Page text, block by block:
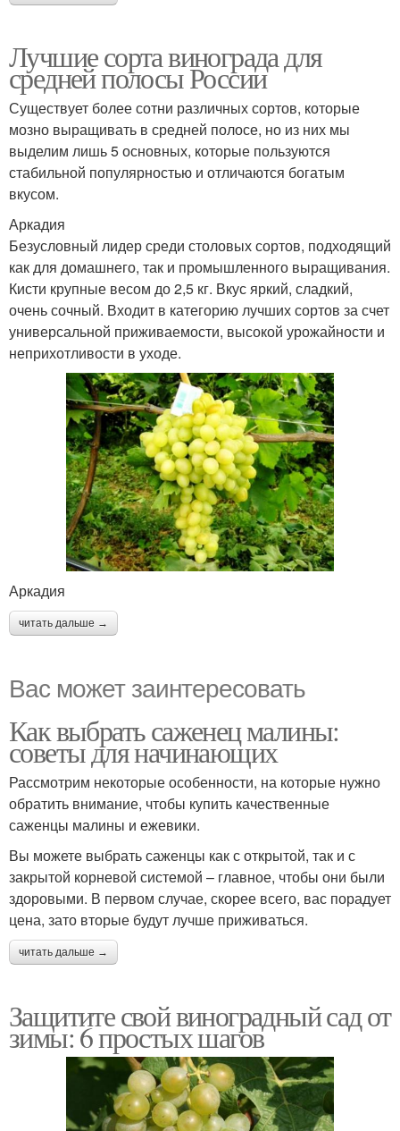
Лучшие сорта винограда для
средней полосы России
Существует более сотни различных сортов, которые
мозно выращивать в средней полосе, но из них мы
выделим лишь 5 основных, которые пользуются
стабильной популярностью и отличаются богатым
вкусом.
Аркадия
Безусловный лидер среди столовых сортов, подходящий
как для домашнего, так и промышленного выращивания.
Кисти крупные весом до 2,5 кг. Вкус яркий, сладкий,
очень сочный. Входит в категорию лучших сортов за счет
универсальной приживаемости, высокой урожайности и
неприхотливости в уходе.
Аркадия
читать дальше →
Вас может заинтересовать
Как выбрать саженец малины:
советы для начинающих
Рассмотрим некоторые особенности, на которые нужно
обратить внимание, чтобы купить качественные
саженцы малины и ежевики.
Вы можете выбрать саженцы как с открытой, так и с
закрытой корневой системой – главное, чтобы они были
здоровыми. В первом случае, скорее всего, вас порадует
цена, зато вторые будут лучше приживаться.
читать дальше →
Защитите свой виноградный сад от
зимы: 6 простых шагов